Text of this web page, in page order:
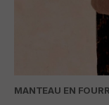
MANTEAU EN